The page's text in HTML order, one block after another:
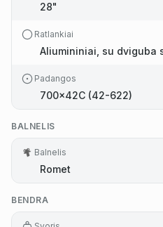
28"
Ratlankiai
Aliumininiai, su dviguba
Padangos
700×42C (42-622)
BALNELIS
Balnelis
Romet
BENDRA